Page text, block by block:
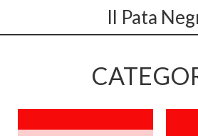
Il Pata